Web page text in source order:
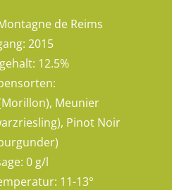
de Reims
2015
12.5%
Meunier
Pinot Noir
0 g/l
11-13°